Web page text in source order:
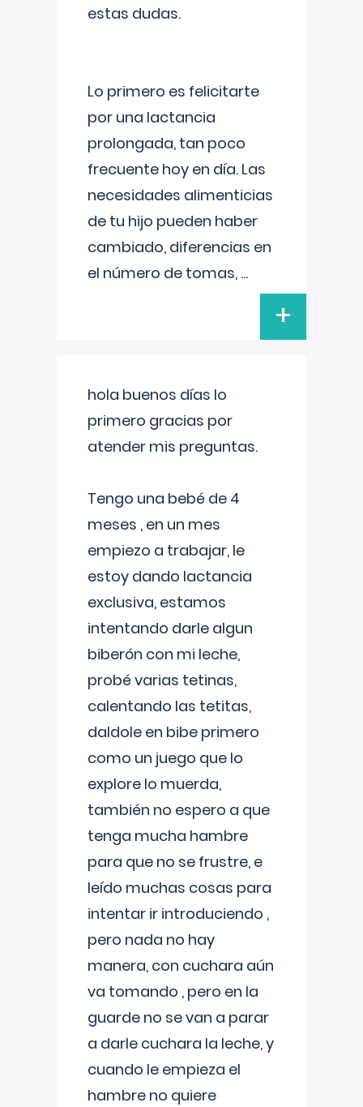
estas dudas.
Lo primero es felicitarte
por una lactancia
prolongada, tan poco
frecuente hoy en día. Las
necesidades alimenticias
de tu hijo pueden haber
cambiado, diferencias en
el número de tomas, ...
+
hola buenos días lo
primero gracias por
atender mis preguntas.
Tengo una bebé de 4
meses , en un mes
empiezo a trabajar, le
estoy dando lactancia
exclusiva, estamos
intentando darle algun
biberón con mi leche,
probé varias tetinas,
calentando las tetitas,
daldole en bibe primero
como un juego que lo
explore lo muerda,
también no espero a que
tenga mucha hambre
para que no se frustre, e
leído muchas cosas para
intentar ir introduciendo ,
pero nada no hay
manera, con cuchara aún
va tomando , pero en la
guarde no se van a parar
a darle cuchara la leche, y
cuando le empieza el
hambre no quiere